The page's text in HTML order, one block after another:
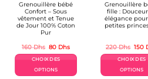
Grenouillère bébé
Confort – Sous
vêtement et Tenue
de Jour 100% Coton
Pur
160Dhs Le
initial
était :
160 Dhs.
80 DhsLe
actuel
CHOIX DES
OPTIONS
Grenouillère
fille :
élégance
petites
220Dhs Le
initial
était :
220
150
CHOIX DES
OPTIONS